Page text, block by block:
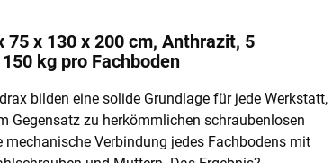
75 x 130 x 200 cm, Anthrazit, 5
kg pro Fachboden
bilden eine solide Grundlage für jede Werkstatt,
Gegensatz zu herkömmlichen schraubenlosen
mechanische Verbindung jedes Fachbodens mit